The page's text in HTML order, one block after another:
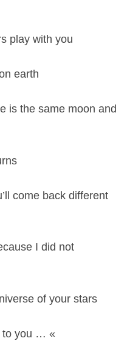
play with you
earth
is the same moon and
come back different
I did not
of your stars
to you … «